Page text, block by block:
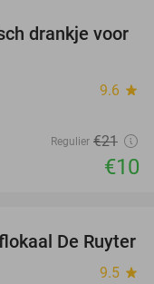
52%
drankje voor
9.6 star
Regulier €21
€10
33%
De Ruyter
9.5 star